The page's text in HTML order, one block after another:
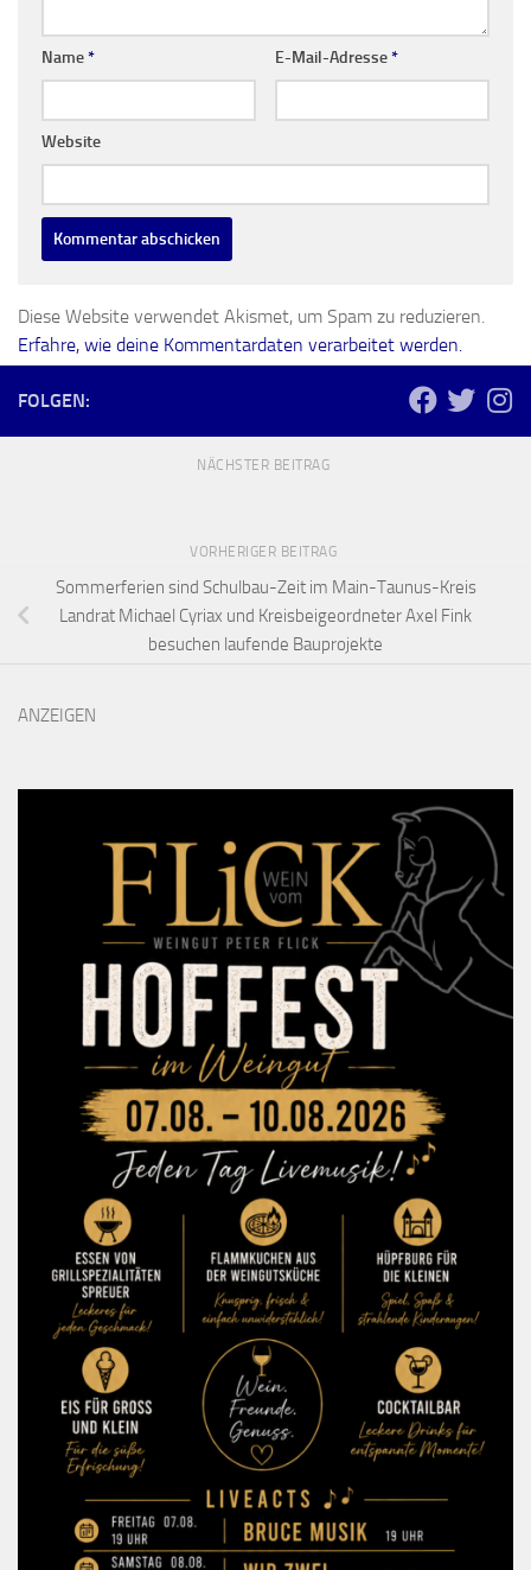
Name* E-Mail-Adresse*
Website
Diese Website verwendet Akismet, um Spam zu reduzieren.
Erfahre, wie deine Kommentardaten verarbeitet werden.
FOLGEN:
NÄCHSTER BEITRAG
VORHERIGER BEITRAG
Sommerferien sind Schulbau-Zeit im Main-Taunus-Kreis
Landrat Michael Cyriax und Kreisbeigeordneter Axel Fink
besuchen laufende Bauprojekte
ANZEIGEN